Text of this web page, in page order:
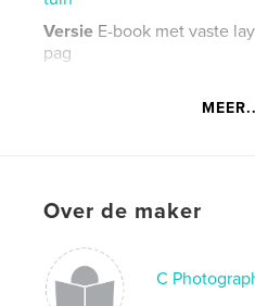
Versie E-book met vaste
pag
mei 23,
flowers , nature
North Carolina
Over de maker
C